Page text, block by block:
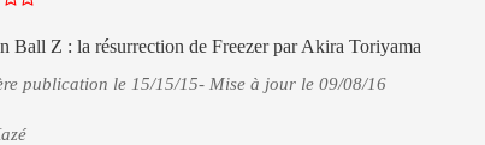
Ball Z : la résurrection de Freezer par Akira Toriyama
publication le 15/15/15- Mise à jour le 09/08/16